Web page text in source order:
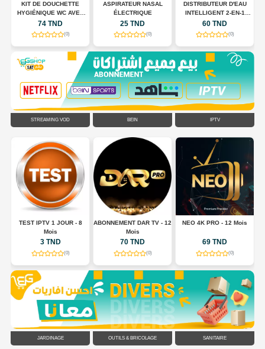
KIT DE DOUCHETTE
HYGIÉNIQUE WC AVEC
FLEXIBLE EN ACIER
INOXYDABLE
74 TND
(0)
ASPIRATEUR NASAL
ÉLECTRIQUE
25 TND
(0)
DISTRIBUTEUR D'EAU
INTELLIGENT 2-EN-1
POUR CHIENS ET CHATS
60 TND
(0)
STREAMING VOD BEIN IPTV
TEST IPTV 1 JOUR - 8
Mois
3 TND
(0)
ABONNEMENT DAR TV - 12
Mois
70 TND
(0)
NEO 4K PRO - 12 Mois
69 TND
(0)
JARDINAGE OUTILS & BRICOLAGE SANITAIRE